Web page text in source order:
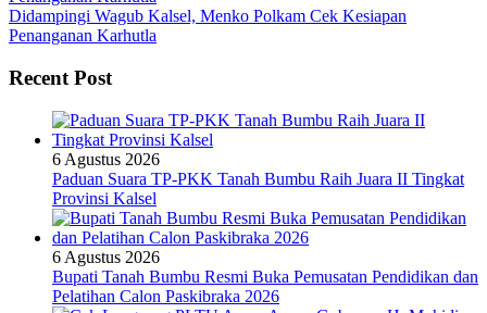
Didampingi Wagub Kalsel, Menko Polkam Cek Kesiapan
Penanganan Karhutla
Recent Post
6 Agustus 2026
Paduan Suara TP-PKK Tanah Bumbu Raih Juara II Tingkat
Provinsi Kalsel
6 Agustus 2026
Bupati Tanah Bumbu Resmi Buka Pemusatan Pendidikan dan
Pelatihan Calon Paskibraka 2026